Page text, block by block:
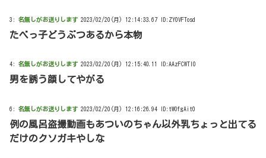
3: 名無しがお送りします 2023/02/20(月) 12:14:33.67 ID:ZY0VFTosd
たべっ子どうぶつあるから本物
4: 名無しがお送りします 2023/02/20(月) 12:15:40.11 ID:AAzFCWTl0
男を誘う顔してやがる
6: 名無しがお送りします 2023/02/20(月) 12:16:26.94 ID:tWOfgAit0
例の風呂盗撮動画もあついのちゃん以外乳ちょっと出てる
だけのクソガキやしな